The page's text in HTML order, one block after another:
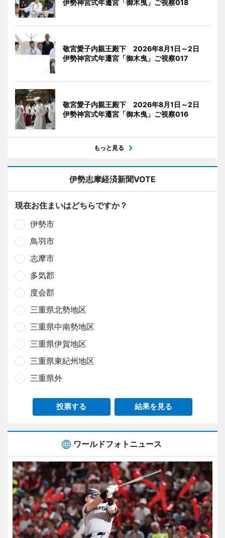
伊勢神宮式年遷宮「御木曳」ご視察018
敬宮愛子内親王殿下 2026年8月1日～2日
伊勢神宮式年遷宮「御木曳」ご視察017
敬宮愛子内親王殿下 2026年8月1日～2日
伊勢神宮式年遷宮「御木曳」ご視察016
もっと見る
伊勢志摩経済新聞VOTE
現在お住まいはどちらですか？
伊勢市
鳥羽市
志摩市
多気郡
度会郡
三重県北勢地区
三重県中南勢地区
三重県伊賀地区
三重県東紀州地区
三重県外
投票する 結果を見る
ワールドフォトニュース